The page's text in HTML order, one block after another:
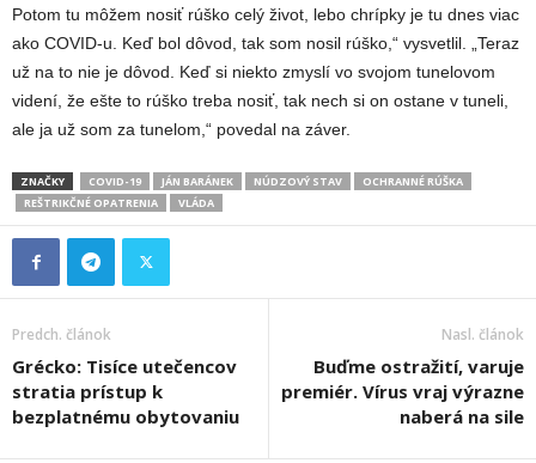
Potom tu môžem nosiť rúško celý život, lebo chrípky je tu dnes viac
ako COVID-u. Keď bol dôvod, tak som nosil rúško,“ vysvetlil. „Teraz
už na to nie je dôvod. Keď si niekto zmyslí vo svojom tunelovom
videní, že ešte to rúško treba nosiť, tak nech si on ostane v tuneli,
ale ja už som za tunelom,“ povedal na záver.
ZNAČKY COVID-19 JÁN BARÁNEK NÚDZOVÝ STAV
OCHRANNÉ RÚŠKA
REŠTRIKČNÉ OPATRENIA
VLÁDA
Predch. článok
Grécko: Tisíce utečencov
stratia prístup k
bezplatnému obytovaniu
Nasl. článok
Buďme ostražití, varuje
premiér. Vírus vraj výrazne
naberá na sile